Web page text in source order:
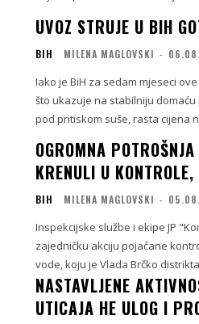
UVOZ STRUJE U BIH
BIH MILENA MAGLOVSKI -
Iako je BiH za sedam mjeseci
što ukazuje na stabilniju
pod pritiskom suše, rasta cijena
OGROMNA
KRENULI U
BIH MILENA MAGLOVSKI -
Inspekcijske službe i ekipe JP
zajedničku akciju pojačane
vode, koju je Vlada Brčko
NASTAVLJENE
UTICAJA HE ULOG I